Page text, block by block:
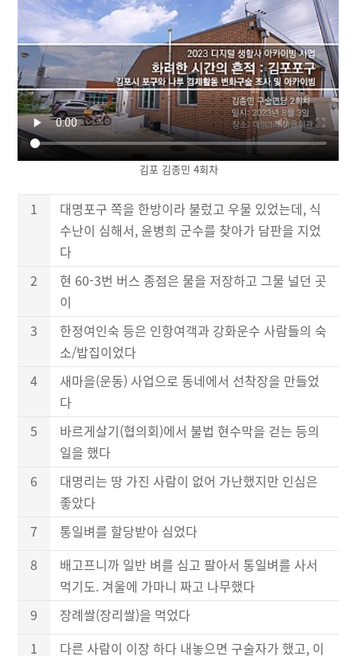
김포 김종민 4회차
1
대명포구 쪽을 한방이라 불렀고 우물 있었는데, 식
수난이 심해서, 윤병희 군수를 찾아가 담판을 지었
다
2
현 60-3번 버스 종점은 물을 저장하고 그물 널던 곳
이
3
한정여인숙 등은 인항여객과 강화운수 사람들의 숙
소/밥집이었다
4
새마을(운동) 사업으로 동네에서 선착장을 만들었
다
5
바르게살기(협의회)에서 불법 현수막을 걷는 등의
일을 했다
6
대명리는 땅 가진 사람이 없어 가난했지만 인심은
좋았다
7
통일벼를 할당받아 심었다
8
배고프니까 일반 벼를 심고 팔아서 통일벼를 사서
먹기도. 겨울에 가마니 짜고 나무했다
9
장례쌀(장리쌀)을 먹었다
1
다른 사람이 이장 하다 내놓으면 구술자가 했고, 이